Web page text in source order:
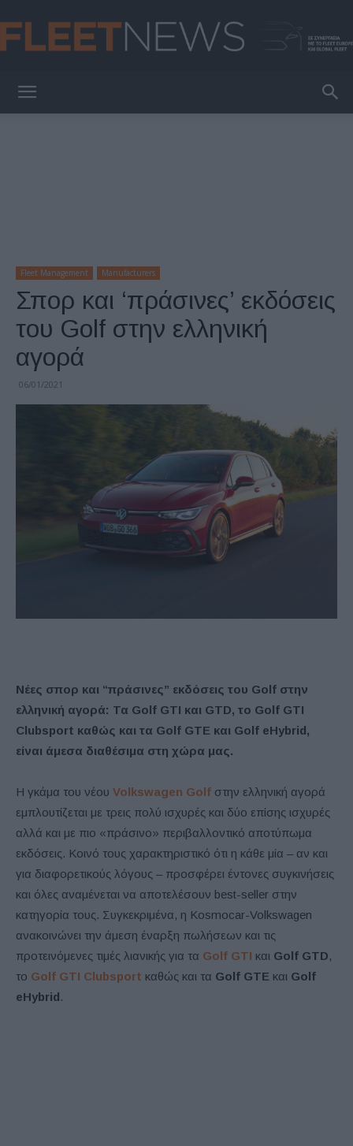
Fleet Management Manufacturers
Σπορ και ‘πράσινες’ εκδόσεις
του Golf στην ελληνική
αγορά
06/01/2021
Νέες σπορ και “πράσινες” εκδόσεις του Golf στην
ελληνική αγορά: Τα Golf GTI και GTD, το Golf GTI
Clubsport καθώς και τα Golf GTE και Golf eHybrid,
είναι άμεσα διαθέσιμα στη χώρα μας.
Η γκάμα του νέου Volkswagen Golf στην ελληνική αγορά
εμπλουτίζεται με τρεις πολύ ισχυρές και δύο επίσης ισχυρές
αλλά και με πιο «πράσινο» περιβαλλοντικό αποτύπωμα
εκδόσεις. Κοινό τους χαρακτηριστικό ότι η κάθε μία – αν και
για διαφορετικούς λόγους – προσφέρει έντονες συγκινήσεις
και όλες αναμένεται να αποτελέσουν best-seller στην
κατηγορία τους. Συγκεκριμένα, η Kosmocar-Volkswagen
ανακοινώνει την άμεση έναρξη πωλήσεων και τις
προτεινόμενες τιμές λιανικής για τα Golf GTI και Golf GTD,
το Golf GTI Clubsport καθώς και τα Golf GTE και Golf
eHybrid.